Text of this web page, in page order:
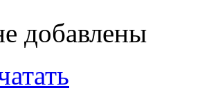
добавлены